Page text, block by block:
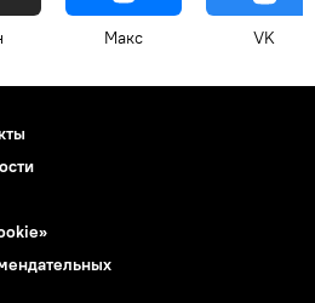
Макс VK